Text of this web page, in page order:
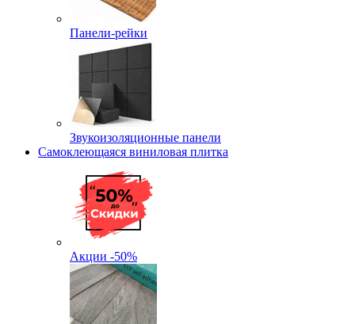
Панели-рейки
Звукоизоляционные панели
Самоклеющаяся виниловая плитка
Акции -50%